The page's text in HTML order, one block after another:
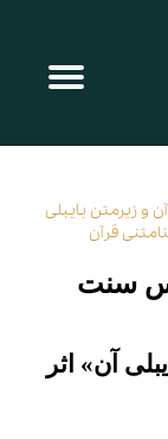
و زیرمتن بایبلی
قرآن
سنت
آن» اثر